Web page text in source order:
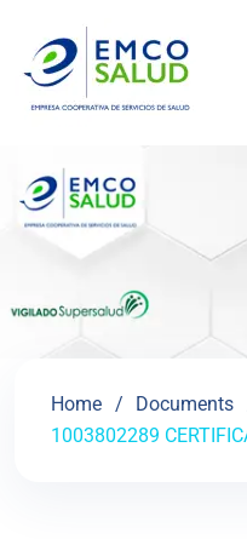
Home
Documents
1003802289